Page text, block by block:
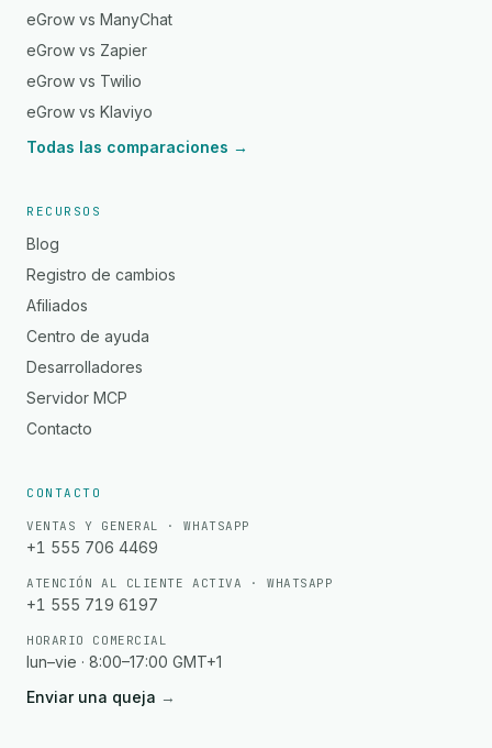
eGrow vs ManyChat
eGrow vs Zapier
eGrow vs Twilio
eGrow vs Klaviyo
Todas las comparaciones →
RECURSOS
Blog
Registro de cambios
Afiliados
Centro de ayuda
Desarrolladores
Servidor MCP
Contacto
CONTACTO
VENTAS Y GENERAL · WHATSAPP
+1 555 706 4469
ATENCIÓN AL CLIENTE ACTIVA · WHATSAPP
+1 555 719 6197
HORARIO COMERCIAL
lun–vie · 8:00–17:00 GMT+1
Enviar una queja →